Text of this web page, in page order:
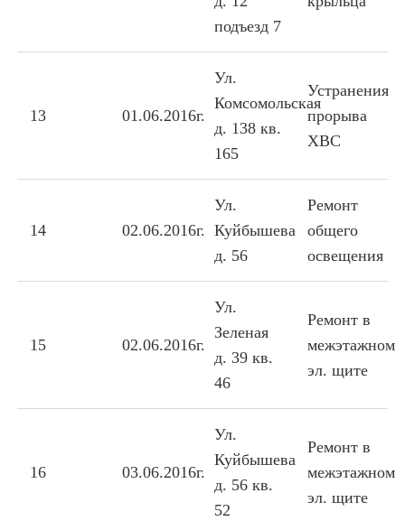
подъезд 7
13 01.06.2016г.
Ул.
Комсомольская
д. 138 кв.
165
Устранения
прорыва
ХВС
14 02.06.2016г.
Ул.
Куйбышева
д. 56
Ремонт
общего
освещения
15 02.06.2016г.
Ул.
Зеленая
д. 39 кв.
46
Ремонт в
межэтажном
эл. щите
16 03.06.2016г.
Ул.
Куйбышева
д. 56 кв.
52
Ремонт в
межэтажном
эл. щите